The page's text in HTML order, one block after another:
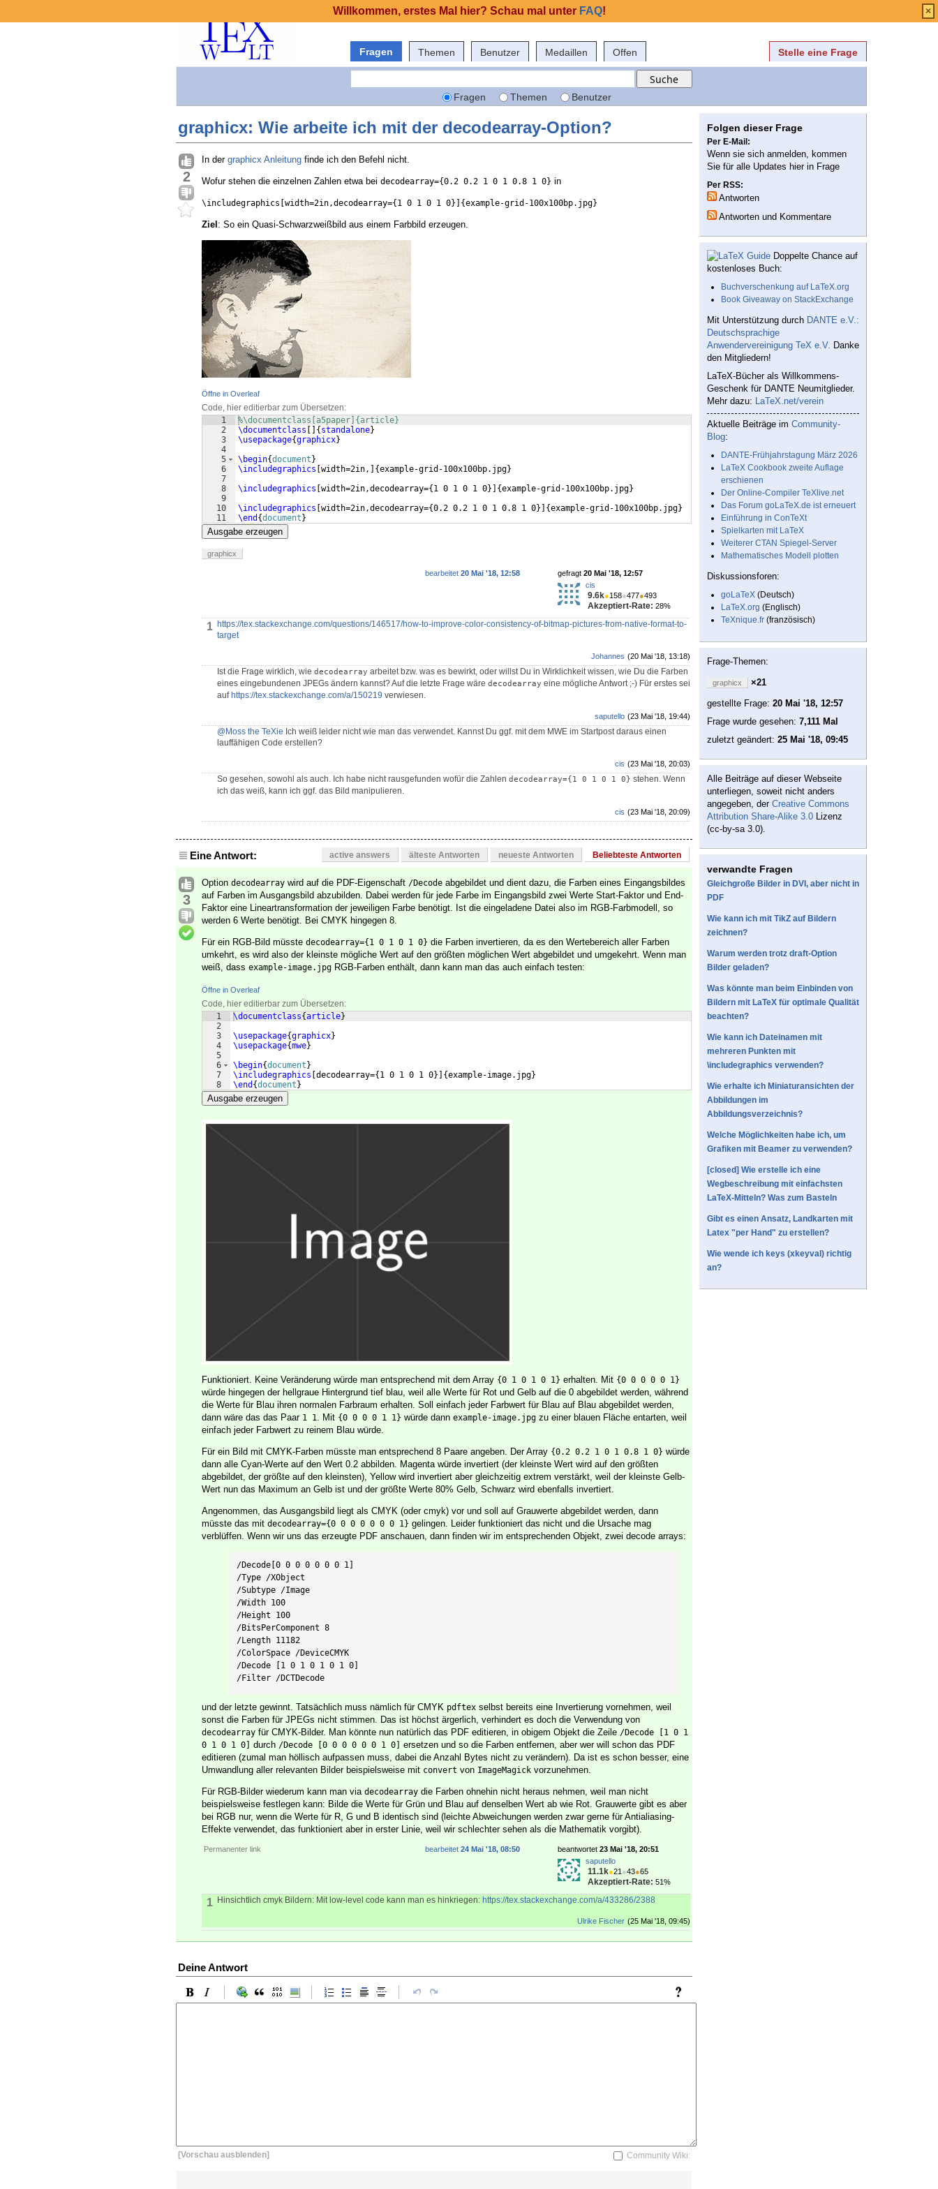
Fragen Themen Benutzer Medaillen Offen Stelle eine Frage
Fragen Themen Benutzer
graphicx: Wie arbeite ich mit der decodearray-Option?
2
In der graphicx Anleitung finde ich den Befehl nicht.
Wofur stehen die einzelnen Zahlen etwa bei decodearray={0.2 0.2 1 0 1 0.8 1 0} in
\includegraphics[width=2in,decodearray={1 0 1 0 1 0}]{example-grid-100x100bp.jpg}
Ziel : So ein Quasi-Schwarzweißbild aus einem Farbbild erzeugen.
Öffne in Overleaf
Code, hier editierbar zum Übersetzen:
1
2
3
4
5
6
7
8
9
10
11
%\documentclass[a5paper]{article}
\documentclass
{ standalone}
\usepackage{graphicx}
\begin{document }
\includegraphics width=2in, {example-grid-100x100bp.jpg}
\includegraphics width=2in,decodearray={ 1 0 1 0 1 0}] {example-grid-100x100bp.jpg}
\includegraphics width=2in,decodearray={0.2 0.2 1 0 1 0.8 1 0}] {example-grid-100x100bp.jpg}
\end {document }
Ausgabe erzeugen
graphicx
gefragt 20 Mai '18, 12:57
cis
9.6k●158●477●493
Akzeptiert-Rate: 28%
bearbeitet 20 Mai '18, 12:58
1
https://tex.stackexchange.com/questions/146517/how-to-improve-color-consistency-of-bitmap-pictures-from-native-format-to-
target
(20 Mai '18, 13:18)
Johannes
Ist die Frage wirklich, wie decodearray arbeitet bzw. was es bewirkt, oder willst Du in Wirklichkeit wissen, wie Du die Farben
eines eingebundenen JPEGs ändern kannst? Auf die letzte Frage wäre decodearray eine mögliche Antwort ;-) Für erstes sei
auf https://tex.stackexchange.com/a/150219 verwiesen.
(23 Mai '18, 19:44)
saputello
@Moss the TeXie Ich weiß leider nicht wie man das verwendet. Kannst Du ggf. mit dem MWE im Startpost daraus einen
lauffähigen Code erstellen?
(23 Mai '18, 20:03)
cis
So gesehen, sowohl als auch. Ich habe nicht rausgefunden wofür die Zahlen decodearray={1 0 1 0 1 0} stehen. Wenn
ich das weiß, kann ich ggf. das Bild manipulieren.
(23 Mai '18, 20:09)
cis
Eine Antwort: active answers älteste Antworten neueste Antworten Beliebteste Antworten
3
Option decodearray wird auf die PDF-Eigenschaft /Decode abgebildet und dient dazu, die Farben eines Eingangsbildes
auf Farben im Ausgangsbild abzubilden. Dabei werden für jede Farbe im Eingangsbild zwei Werte Start-Faktor und End-
Faktor eine Lineartransformation der jeweiligen Farbe benötigt. Ist die eingeladene Datei also im RGB-Farbmodell, so
werden 6 Werte benötigt. Bei CMYK hingegen 8.
Für ein RGB-Bild müsste decodearray={1 0 1 0 1 0} die Farben invertieren, da es den Wertebereich aller Farben
umkehrt, es wird also der kleinste mögliche Wert auf den größten möglichen Wert abgebildet und umgekehrt. Wenn man
weiß, dass example-image.jpg RGB-Farben enthält, dann kann man das auch einfach testen:
Öffne in Overleaf
Code, hier editierbar zum Übersetzen:
1
2
3
4
5
6
7
8
\documentclass{article}
\usepackage{graphicx}
\usepackage{mwe}
\begin{document }
\includegraphics decodearray={ 1 0 1 0 1 0}] {example-image.jpg}
\end {document }
Ausgabe erzeugen
Funktioniert. Keine Veränderung würde man entsprechend mit dem Array {0 1 0 1 0 1} erhalten. Mit {0 0 0 0 0 1}
würde hingegen der hellgraue Hintergrund tief blau, weil alle Werte für Rot und Gelb auf die 0 abgebildet werden, während
die Werte für Blau ihren normalen Farbraum erhalten. Soll einfach jeder Farbwert für Blau auf Blau abgebildet werden,
dann wäre das das Paar 1 1. Mit {0 0 0 0 1 1} würde dann example-image.jpg zu einer blauen Fläche entarten, weil
einfach jeder Farbwert zu reinem Blau würde.
Für ein Bild mit CMYK-Farben müsste man entsprechend 8 Paare angeben. Der Array {0.2 0.2 1 0 1 0.8 1 0} würde
dann alle Cyan-Werte auf den Wert 0.2 abbilden. Magenta würde invertiert (der kleinste Wert wird auf den größten
abgebildet, der größte auf den kleinsten), Yellow wird invertiert aber gleichzeitig extrem verstärkt, weil der kleinste Gelb-
Wert nun das Maximum an Gelb ist und der größte Werte 80% Gelb, Schwarz wird ebenfalls invertiert.
Angenommen, das Ausgangsbild liegt als CMYK (oder cmyk) vor und soll auf Grauwerte abgebildet werden, dann
müsste das mit decodearray={0 0 0 0 0 0 0 1} gelingen. Leider funktioniert das nicht und die Ursache mag
verblüffen. Wenn wir uns das erzeugte PDF anschauen, dann finden wir im entsprechenden Objekt, zwei decode arrays:
/Decode[0 0 0 0 0 0 0 1]
/Type /XObject
/Subtype /Image
/Width 100
/Height 100
/BitsPerComponent 8
/Length 11182
/ColorSpace /DeviceCMYK
/Decode [1 0 1 0 1 0 1 0]
/Filter /DCTDecode
und der letzte gewinnt. Tatsächlich muss nämlich für CMYK pdftex selbst bereits eine Invertierung vornehmen, weil
sonst die Farben für JPEGs nicht stimmen. Das ist höchst ärgerlich, verhindert es doch die Verwendung von
decodearray für CMYK-Bilder. Man könnte nun natürlich das PDF editieren, in obigem Objekt die Zeile /Decode [1 0 1
0 1 0 1 0]
durch /Decode [0 0 0 0 0 0 1 0]
ersetzen und so die Farben entfernen, aber wer will schon das PDF
editieren (zumal man höllisch aufpassen muss, dabei die Anzahl Bytes nicht zu verändern). Da ist es schon besser, eine
Umwandlung aller relevanten Bilder beispielsweise mit convert von ImageMagick vorzunehmen.
Für RGB-Bilder wiederum kann man via decodearray die Farben ohnehin nicht heraus nehmen, weil man nicht
beispielsweise festlegen kann: Bilde die Werte für Grün und Blau auf denselben Wert ab wie Rot. Grauwerte gibt es aber
bei RGB nur, wenn die Werte für R, G und B identisch sind (leichte Abweichungen werden zwar gerne für Antialiasing-
Effekte verwendet, das funktioniert aber in erster Linie, weil wir schlechter sehen als die Mathematik vorgibt).
Permanenter link beantwortet 23 Mai '18, 20:51
saputello
11.1k●21 ●43●65
Akzeptiert-Rate: 51%
bearbeitet 24 Mai '18, 08:50
1 Hinsichtlich cmyk Bildern: Mit low-level code kann man es hinkriegen: https://tex.stackexchange.com/a/433286/2388
(25 Mai '18, 09:45)
Ulrike Fischer
Deine Antwort
[Vorschau ausblenden] Community Wiki:
Folgen dieser Frage
Per E-Mail:
Wenn sie sich anmelden, kommen
Sie für alle Updates hier in Frage
Per RSS:
Antworten
Antworten und Kommentare
Doppelte Chance auf
kostenloses Buch:
Buchverschenkung auf LaTeX.org
Book Giveaway on StackExchange
Mit Unterstützung durch DANTE e.V.:
Deutschsprachige
Anwendervereinigung TeX e.V. Danke
den Mitgliedern!
LaTeX-Bücher als Willkommens-
Geschenk für DANTE Neumitglieder.
Mehr dazu: LaTeX.net/verein
Aktuelle Beiträge im Community-
Blog:
DANTE-Frühjahrstagung März 2026
LaTeX Cookbook zweite Auflage
erschienen
Der Online-Compiler TeXlive.net
Das Forum goLaTeX.de ist erneuert
Einführung in ConTeXt
Spielkarten mit LaTeX
Weiterer CTAN Spiegel-Server
Mathematisches Modell plotten
Diskussionsforen:
goLaTeX (Deutsch)
LaTeX.org (Englisch)
TeXnique.fr (französisch)
Frage-Themen:
graphicx
×21
gestellte Frage: 20 Mai '18, 12:57
Frage wurde gesehen: 7,111 Mal
zuletzt geändert: 25 Mai '18, 09:45
Alle Beiträge auf dieser Webseite
unterliegen, soweit nicht anders
angegeben, der Creative Commons
Attribution Share-Alike 3.0 Lizenz
(cc-by-sa 3.0).
verwandte Fragen
Gleichgroße Bilder in DVI, aber nicht in
PDF
Wie kann ich mit TikZ auf Bildern
zeichnen?
Warum werden trotz draft-Option
Bilder geladen?
Was könnte man beim Einbinden von
Bildern mit LaTeX für optimale Qualität
beachten?
Wie kann ich Dateinamen mit
mehreren Punkten mit
\includegraphics verwenden?
Wie erhalte ich Miniaturansichten der
Abbildungen im
Abbildungsverzeichnis?
Welche Möglichkeiten habe ich, um
Grafiken mit Beamer zu verwenden?
[closed] Wie erstelle ich eine
Wegbeschreibung mit einfachsten
LaTeX-Mitteln? Was zum Basteln
Gibt es einen Ansatz, Landkarten mit
Latex "per Hand" zu erstellen?
Wie wende ich keys (xkeyval) richtig
an?
Willkommen, erstes Mal hier? Schau mal unter FAQ! ×